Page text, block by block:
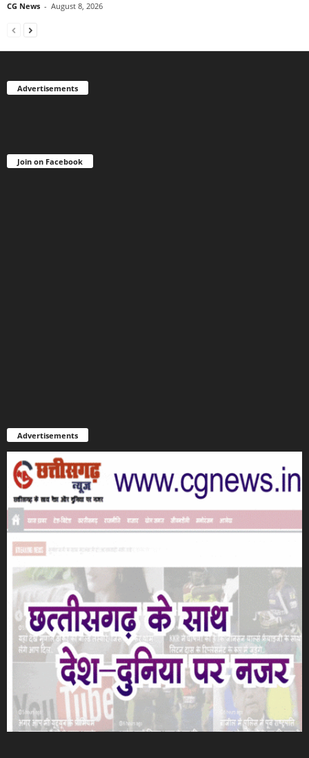
CG News - August 8, 2026
Advertisements
Join on Facebook
Advertisements